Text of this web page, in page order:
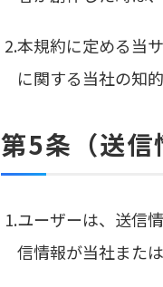
2.本規約に定める当
に関する当社の知
第5条（送信
1.ユーザーは、送信
信情報が当社また